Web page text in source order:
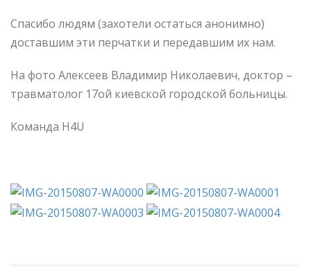
Спасибо людям (захотели остаться анонимно)
доставшим эти перчатки и передавшим их нам.
На фото Алексеев Владимир Николаевич, доктор –
травматолог 17ой киевской городской больницы.
Команда H4U